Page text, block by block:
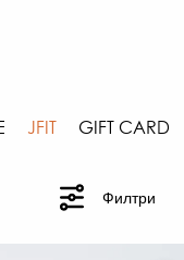
JFIT GIFT CARD
Филтри